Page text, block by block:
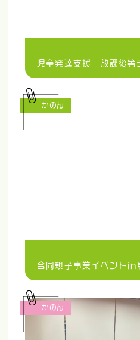
児童発達支援 放課後等
合同親子事業イベントin
かのん
かのん